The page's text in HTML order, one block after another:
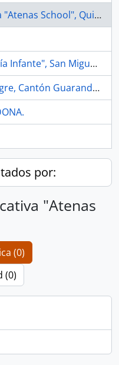
30Años, Unidad Educativa "Atenas School", Quito.
32 años Escuela "Flor María Infante", San Miguel, Bolívar.
33 Años Escuela Selva Alegre, Cantón Guaranda, Bolívar.
por:
"Atenas
(0)
(0)